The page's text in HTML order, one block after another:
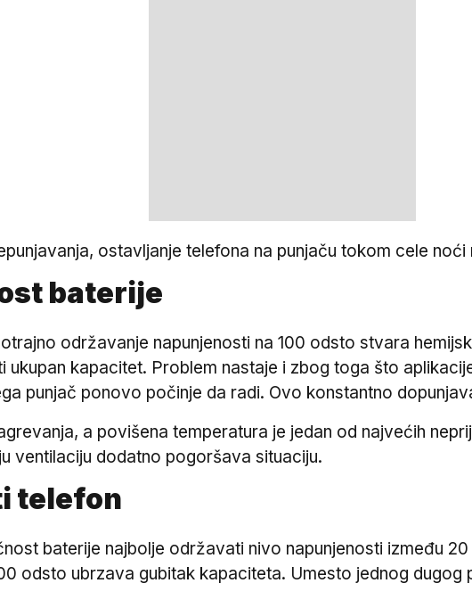
ostavljanje telefona na punjaču tokom cele
baterije
održavanje napunjenosti na 100 odsto stvara
ukupan kapacitet. Problem nastaje i zbog toga što
punjač ponovo počinje da radi. Ovo konstantno
a povišena temperatura je jedan od najvećih
ventilaciju dodatno pogoršava situaciju.
telefon
baterije najbolje održavati nivo napunjenosti između
odsto ubrzava gubitak kapaciteta. Umesto jednog dugog